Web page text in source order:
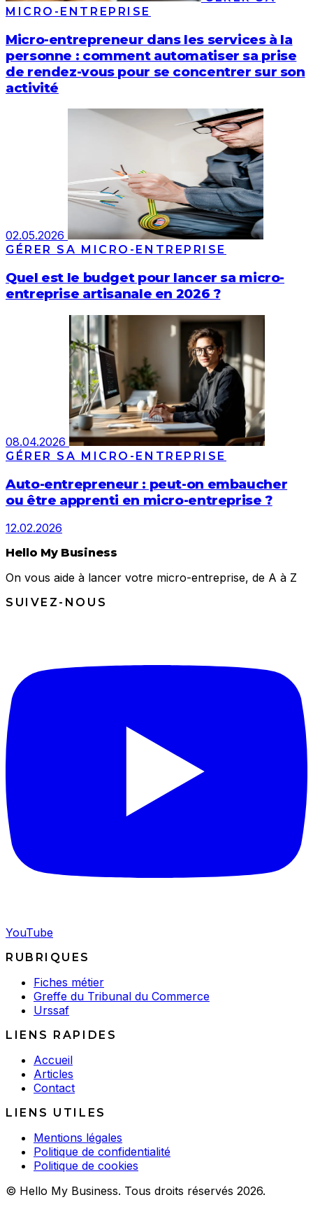
MICRO-ENTREPRISE
Micro-entrepreneur dans les services à la
personne : comment automatiser sa prise
de rendez-vous pour se concentrer sur son
activité
02.05.2026
GÉRER SA MICRO-ENTREPRISE
Quel est le budget pour lancer sa micro-
entreprise artisanale en 2026 ?
08.04.2026
GÉRER SA MICRO-ENTREPRISE
Auto-entrepreneur : peut-on embaucher
ou être apprenti en micro-entreprise ?
12.02.2026
Hello My Business
On vous aide à lancer votre micro-entreprise, de A à Z
SUIVEZ-NOUS
YouTube
RUBRIQUES
Fiches métier
Greffe du Tribunal du Commerce
Urssaf
LIENS RAPIDES
Accueil
Articles
Contact
LIENS UTILES
Mentions légales
Politique de confidentialité
Politique de cookies
© Hello My Business. Tous droits réservés 2026.